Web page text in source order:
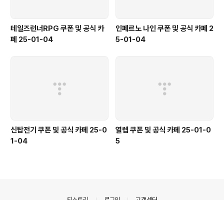
테일즈런너RPG 쿠폰 및 공식 카
페 25-01-04
인페르노 나인 쿠폰 및 공식 카페 2
5-01-04
신탑전기 쿠폰 및 공식 카페 25-0
1-04
열렙 쿠폰 및 공식 카페 25-01-0
5